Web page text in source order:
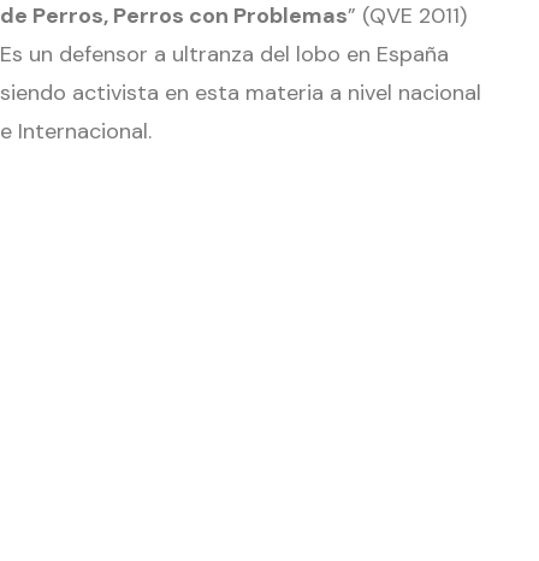
de Perros, Perros con Problemas” (QVE 2011)
Es un defensor a ultranza del lobo en España
siendo activista en esta materia a nivel nacional
e Internacional.